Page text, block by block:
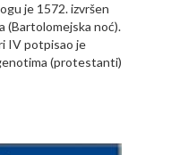
je 1572. izvršen
(Bartolomejska noć).
IV potpisao je
(protestanti)